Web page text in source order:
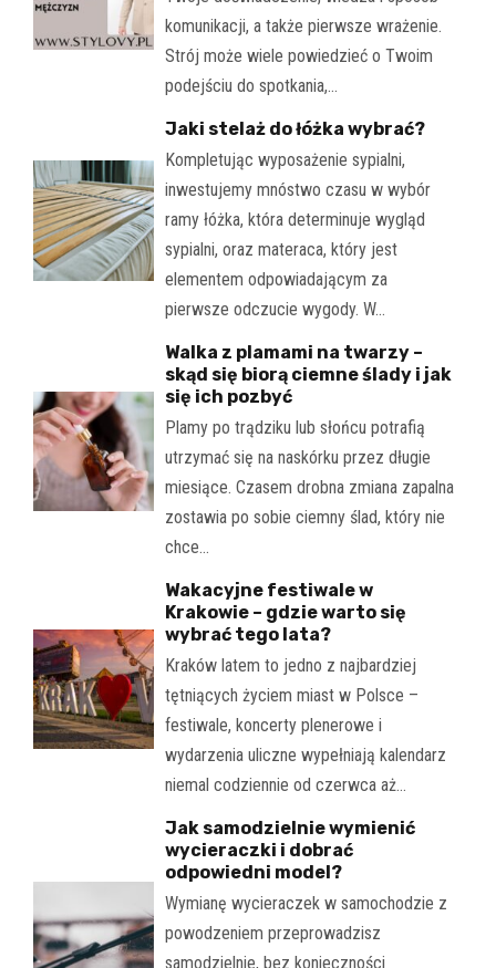
komunikacji, a także pierwsze wrażenie.
Strój może wiele powiedzieć o Twoim
podejściu do spotkania,…
Jaki stelaż do łóżka wybrać?
Kompletując wyposażenie sypialni,
inwestujemy mnóstwo czasu w wybór
ramy łóżka, która determinuje wygląd
sypialni, oraz materaca, który jest
elementem odpowiadającym za
pierwsze odczucie wygody. W…
Walka z plamami na twarzy –
skąd się biorą ciemne ślady i jak
się ich pozbyć
Plamy po trądziku lub słońcu potrafią
utrzymać się na naskórku przez długie
miesiące. Czasem drobna zmiana zapalna
zostawia po sobie ciemny ślad, który nie
chce…
Wakacyjne festiwale w
Krakowie – gdzie warto się
wybrać tego lata?
Kraków latem to jedno z najbardziej
tętniących życiem miast w Polsce –
festiwale, koncerty plenerowe i
wydarzenia uliczne wypełniają kalendarz
niemal codziennie od czerwca aż…
Jak samodzielnie wymienić
wycieraczki i dobrać
odpowiedni model?
Wymianę wycieraczek w samochodzie z
powodzeniem przeprowadzisz
samodzielnie, bez konieczności